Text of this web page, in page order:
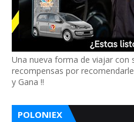
Una nueva forma de viajar con
recompensas por
y Gana !!
POLONIEX